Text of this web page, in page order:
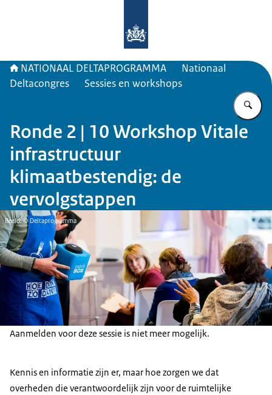
NATIONAAL DELTAPROGRAMMA
Nationaal
Deltacongres
Sessies en workshops
Ronde 2 | 10 Workshop Vitale
infrastructuur
klimaatbestendig: de
vervolgstappen
Beeld: © Deltaprogramma
Aanmelden voor deze sessie is niet meer mogelijk.
Kennis en informatie zijn er, maar hoe zorgen we dat
overheden die verantwoordelijk zijn voor de ruimtelijke